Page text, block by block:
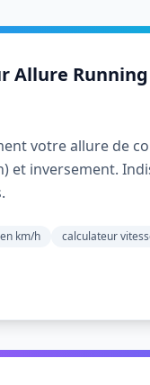
Allure Running
votre allure de
et inversement.
km/h calculateur